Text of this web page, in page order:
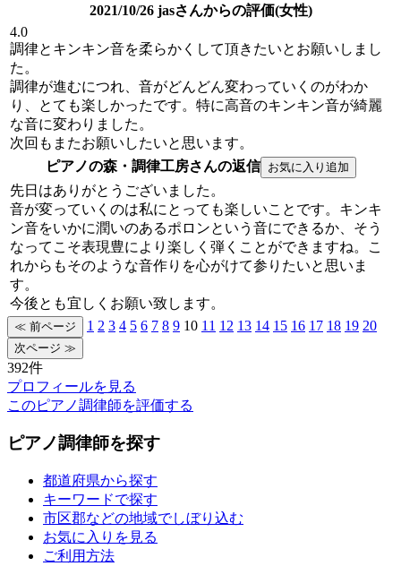
2021/10/26 jasさんからの評価(女性)
4.0
調律とキンキン音を柔らかくして頂きたいとお願いしまし
た。
調律が進むにつれ、音がどんどん変わっていくのがわか
り、とても楽しかったです。特に高音のキンキン音が綺麗
な音に変わりました。
次回もまたお願いしたいと思います。
ピアノの森・調律工房さんの返信
先日はありがとうございました。
音が変っていくのは私にとっても楽しいことです。キンキ
ン音をいかに潤いのあるポロンという音にできるか、そう
なってこそ表現豊により楽しく弾くことができますね。こ
れからもそのような音作りを心がけて参りたいと思いま
す。
今後とも宜しくお願い致します。
1 2 3 4 5 6 7 8 9 10 11 12 13 14 15 16 17 18 19 20
392件
プロフィールを見る
このピアノ調律師を評価する
ピアノ調律師を探す
都道府県から探す
キーワードで探す
市区郡などの地域でしぼり込む
お気に入りを見る
ご利用方法